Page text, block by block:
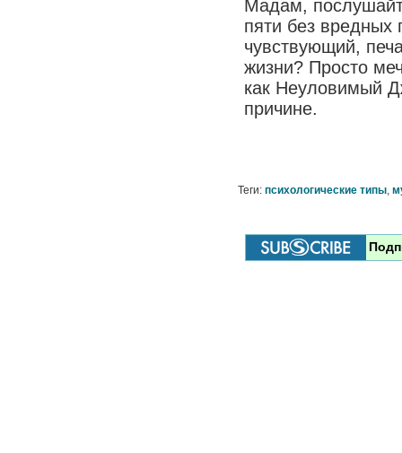
Мадам,
пяти без вредных
чувствующий,
жизни? Просто
как Неуловимый
причине.
Теги: психологические типы,